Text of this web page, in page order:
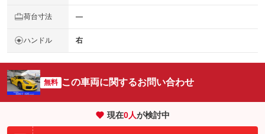
荷台寸法 ―
ハンドル 右
無料 この車両に関するお問い合わせ
現在0人が検討中